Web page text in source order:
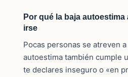
Por qué la baja
irse
Pocas personas se atreven
autoestima también cumple
te declares inseguro o «en